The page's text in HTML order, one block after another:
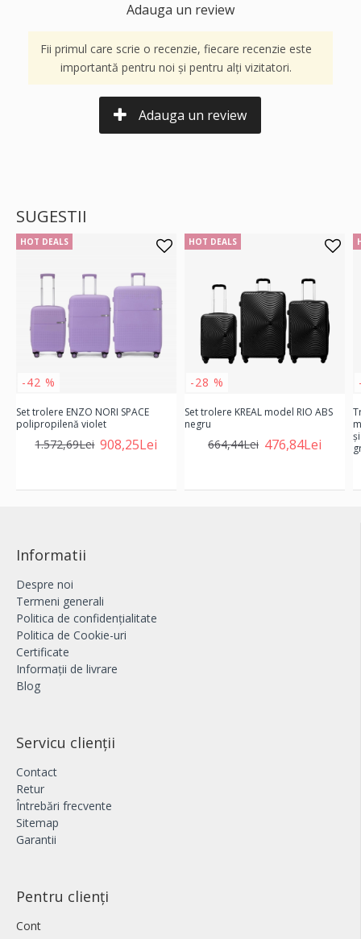
Adauga un review
Fii primul care scrie o recenzie, fiecare recenzie este
importantă pentru noi și pentru alți vizitatori.
Adauga un review
SUGESTII
HOT DEALS
-42 %
Set trolere ENZO NORI SPACE
polipropilenă violet
908,25Lei
1.572,69Lei
HOT DEALS
-28 %
Set trolere KREAL model RIO ABS
negru
476,84Lei
664,44Lei
Informatii
Despre noi
Termeni generali
Politica de confidențialitate
Politica de Cookie-uri
Certificate
Informații de livrare
Blog
Servicu clienții
Contact
Retur
Întrebări frecvente
Sitemap
Garantii
Pentru clienți
Cont